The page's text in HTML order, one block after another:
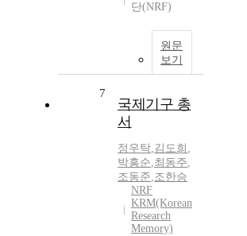
단(NRF)
원문
보기
7
국제기구 총
서
정우탁,김도희 ,
박흥순,최동주,
조동준,조한승
NRF
KRM(Korean
Research
Memory)